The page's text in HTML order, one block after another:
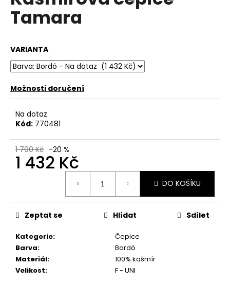
0,0
Tamara
VARIANTA
Možnosti doručení
Na dotaz
Kód: 770481
1 790 Kč –20 %
1 432 Kč
DO KOŠÍKU
Kategorie:
Čepice
Barva:
Bordó
Materiál:
100% kašmír
Velikost: F - UNI
Zeptat se Hlídat Sdílet
a
t
?
u
č
u
e
m